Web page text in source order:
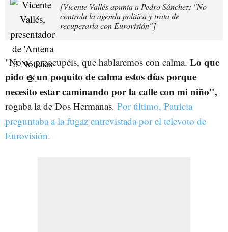
[Vicente Vallés apunta a Pedro Sánchez: "No
controla la agenda política y trata de
recuperarla con Eurovisión"]
"No os preocupéis, que hablaremos con calma. Lo que
pido es un poquito de calma estos días porque
necesito estar caminando por la calle con mi niño",
rogaba la de Dos Hermanas. Por último, Patricia
preguntaba a la fugaz entrevistada por el televoto de
Eurovisión.